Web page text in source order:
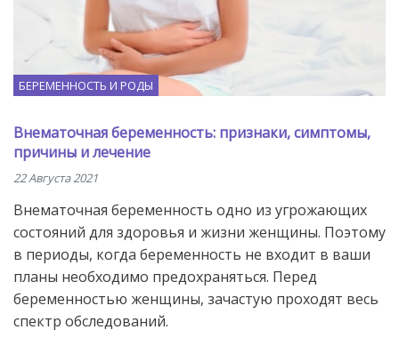
БЕРЕМЕННОСТЬ И РОДЫ
Внематочная беременность: признаки, симптомы,
причины и лечение
22 Августа 2021
Внематочная беременность одно из угрожающих
состояний для здоровья и жизни женщины. Поэтому
в периоды, когда беременность не входит в ваши
планы необходимо предохраняться. Перед
беременностью женщины, зачастую проходят весь
спектр обследований.